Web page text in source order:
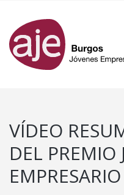
VÍDEO
DEL PREMIO